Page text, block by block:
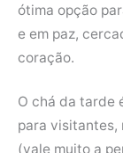
ótima opção
e em paz,
coração.
O chá da tarde
para visitantes,
(vale muito a